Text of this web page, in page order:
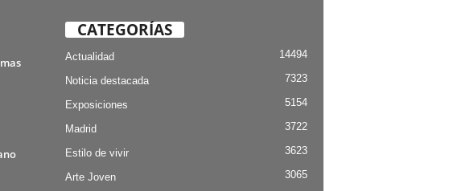
CATEGORÍAS
Actualidad 14494
Noticia destacada 7323
Exposiciones 5154
Madrid 3722
Estilo de vivir 3623
Arte Joven 3065